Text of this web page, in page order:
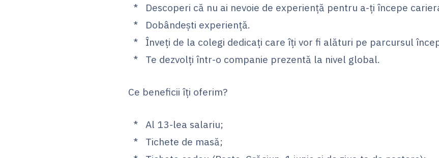
* Descoperi că nu ai nevoie de experiență pentru a-ți începe
* Dobândești experiență.
* Înveți de la colegi dedicați care îți vor fi alături pe parcursul
* Te dezvolți într-o companie prezentă la nivel global.
Ce beneficii îți oferim?
* Al 13-lea salariu;
* Tichete de masă;